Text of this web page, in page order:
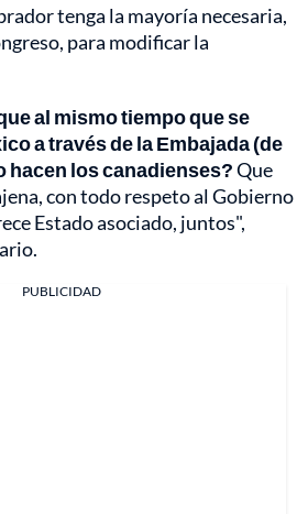
tenga la mayoría necesaria,
para modificar la
al mismo tiempo que se
a través de la Embajada (de
hacen los canadienses?Que
con todo respeto al Gobierno
Estado asociado, juntos",
PUBLICIDAD